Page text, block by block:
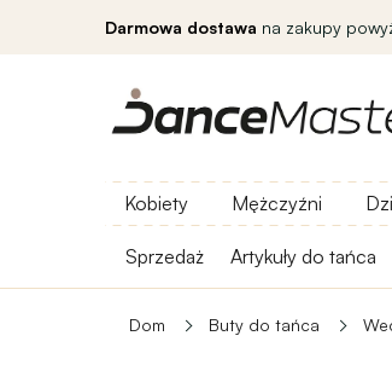
Darmowa dostawa na zakupy
Kobiety Mężczyźni
Sprzedaż Artykuły do ​​tańca
Dom Buty do tańca